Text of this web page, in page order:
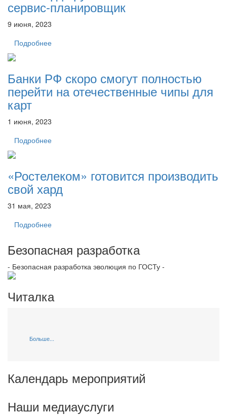
сервис-планировщик
9 июня, 2023
Подробнее
Банки РФ скоро смогут полностью
перейти на отечественные чипы для
карт
1 июня, 2023
Подробнее
«Ростелеком» готовится производить
свой хард
31 мая, 2023
Подробнее
Безопасная разработка
- Безопасная разработка эволюция по ГОСТу -
Читалка
Больше...
Календарь мероприятий
Наши медиауслуги